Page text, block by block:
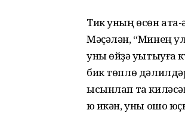
Тик уның өсөн
Мәҫәлән, “Минең
уны өйҙә уҡытыуға
бик төплө
ысынлап та
юҡ икән, уны ошо